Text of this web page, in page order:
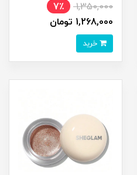
1,350,000
7٪
1,268,000 تومان